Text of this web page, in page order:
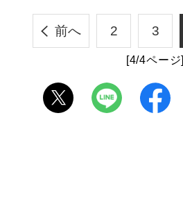
前へ 2 3
[4/4ページ]